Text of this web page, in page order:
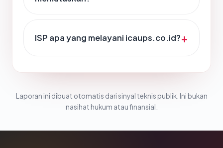
ISP apa yang melayani icaups.co.id?
Laporan ini dibuat otomatis dari sinyal teknis publik. Ini bukan
nasihat hukum atau finansial.